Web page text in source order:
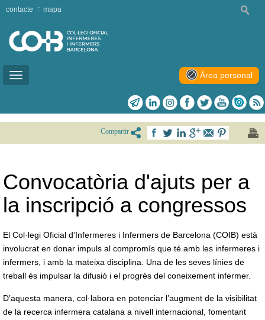
Toggle
contacte mapa
Àrea personal
Compartir
Convocatòria d'ajuts per a
la inscripció a congressos
El Col·legi Oficial d’Infermeres i Infermers de Barcelona (COIB) està
involucrat en donar impuls al compromís que té amb les infermeres i
infermers, i amb la mateixa disciplina. Una de les seves línies de
treball és impulsar la difusió i el progrés del coneixement infermer.
D’aquesta manera, col·labora en potenciar l’augment de la visibilitat
de la recerca infermera catalana a nivell internacional, fomentant